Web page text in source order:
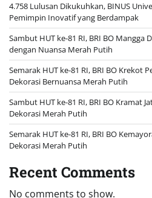
4.758 Lulusan Dikukuhkan, BINUS
Pemimpin Inovatif yang Berdampak
Sambut HUT ke-81 RI, BRI BO Mangga
dengan Nuansa Merah Putih
Semarak HUT ke-81 RI, BRI BO Krekot
Dekorasi Bernuansa Merah Putih
Sambut HUT ke-81 RI, BRI BO Kramat
Dekorasi Merah Putih
Semarak HUT ke-81 RI, BRI BO
Dekorasi Merah Putih
Recent Comments
No comments to show.